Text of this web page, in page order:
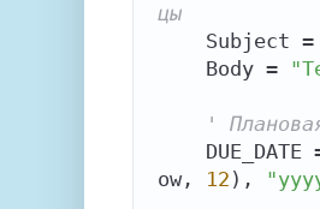
цы
    Subject =
    Body =
'
ow,
12 ),